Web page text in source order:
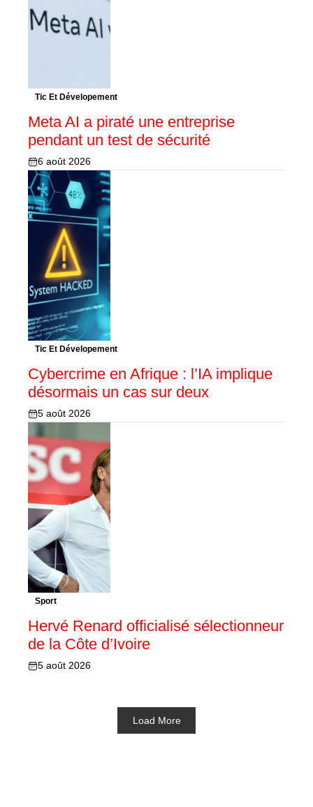
Tic Et Dévelopement
Meta AI a piraté une entreprise
pendant un test de sécurité
6 août 2026
Tic Et Dévelopement
Cybercrime en Afrique : l’IA implique
désormais un cas sur deux
5 août 2026
Sport
Hervé Renard officialisé sélectionneur
de la Côte d’Ivoire
5 août 2026
Load More